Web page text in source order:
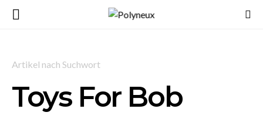
Artikel nach Suchwort
Toys For Bob